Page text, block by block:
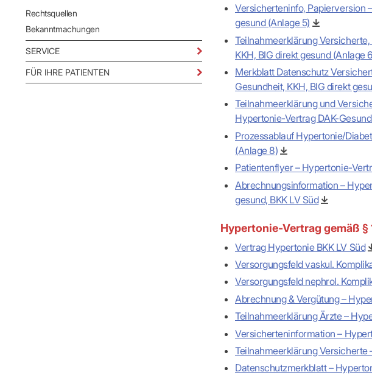
Rechtsquellen
Bekanntmachungen
SERVICE
FÜR IHRE PATIENTEN
Versicherteninfo, Papierversion
gesund (Anlage 5)
Teilnahmeerklärung
KKH, BIG direkt gesund (Anlage
Merkblatt Datenschutz
Gesundheit, KKH, BIG direkt
Teilnahmeerklärung und
Hypertonie-Vertrag DAK-
Prozessablauf Hypertonie/
(Anlage 8)
Patientenflyer – Hypertonie-
Abrechnungsinformation –
gesund, BKK LV Süd
Hypertonie-Vertrag gemäß §
Vertrag Hypertonie BKK LV Süd
Versorgungsfeld vaskul.
Versorgungsfeld nephrol.
Abrechnung & Vergütung –
Teilnahmeerklärung Ärzte –
Versicherteninformation –
Teilnahmeerklärung Versicherte
Datenschutzmerkblatt –